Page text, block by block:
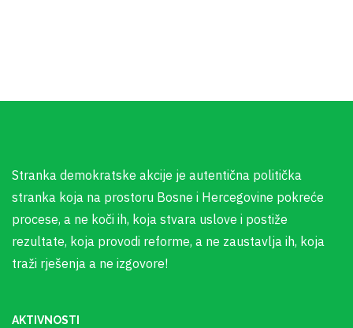
Stranka demokratske akcije je autentična politička
stranka koja na prostoru Bosne i Hercegovine pokreće
procese, a ne koči ih, koja stvara uslove i postiže
rezultate, koja provodi reforme, a ne zaustavlja ih, koja
traži rješenja a ne izgovore!
AKTIVNOSTI